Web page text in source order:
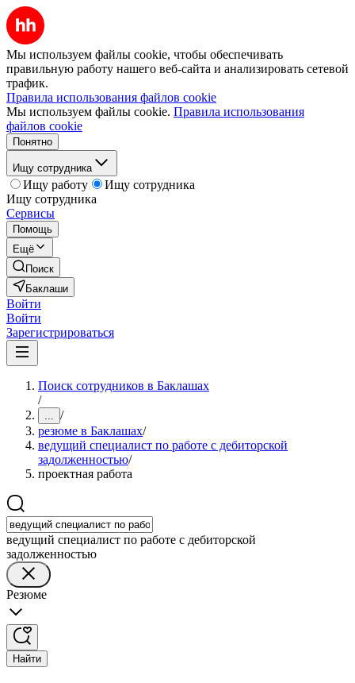
Мы используем файлы cookie, чтобы обеспечивать
правильную работу нашего веб-сайта и анализировать сетевой
трафик.
Правила использования файлов cookie
Мы используем файлы cookie. Правила использования
файлов cookie
Понятно
Ищу сотрудника
Ищу работу
Ищу сотрудника
Ищу сотрудника
Сервисы
Помощь
Ещё
Поиск
Баклаши
Войти
Войти
Зарегистрироваться
Поиск сотрудников в Баклашах
/
... /
резюме в Баклашах/
ведущий специалист по работе с дебиторской
задолженностью/
проектная работа
ведущий специалист по работе с дебиторской
задолженностью
Резюме
Найти